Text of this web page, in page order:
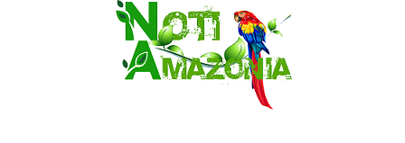
Saltar
Pastaza: la parroquia Diez de
Agosto eligió a su nueva reina por
su aniversario
La “deuda de sueño”: una alerta
sobre los efectos de dormir mal en
la salud física y mental
Pastaza: Puyo será sede